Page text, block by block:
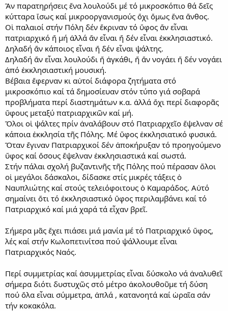
Ἂν παρατηρήσεις ἕνα λουλούδι μέ τό μικροσκόπιο θά δεῖς
κύτταρα ἴσως καί μικροοργανισμούς ὄχι ὅμως ἕνα ἄνθος.
Οἱ παλαιοί στήν Πόλη δέν ἔκριναν τό ὕφος ἄν εἶναι
πατριαρχικό ἤ μή ἀλλά ἄν εἶναι ἤ δέν εἶναι ἐκκλησιαστικό.
Δηλαδή ἄν κάποιος εἶναι ἤ δέν εἶναι ψάλτης.
Δηλαδή ἄν εἶναι λουλούδι ἤ ἀγκάθι, ἤ ἄν νογάει ἤ δέν νογάει
ἀπό ἐκκλησιαστική μουσική.
Βέβαια ἔφερναν κι αὐτοί διάφορα ζητήματα στό
μικροσκόπιο καί τά δημοσίευαν στόν τύπο γιά σοβαρά
προβλήματα περί διαστημάτων κ.α. ἀλλά ὄχι περί διαφορᾶς
ὕφους μεταξύ πατριαρχικῶν καί μή.
Ὅλοι οἱ ψάλτες πρίν ἀναλάβουν στό Πατριαρχεῖο ἔψελναν σέ
κάποια ἐκκλησία τῆς Πόλης. Μέ ὕφος ἐκκλησιατικό φυσικά.
Ὅταν ἔγιναν Πατριαρχικοί δέν ἀποκήρυξαν τό προηγούμενο
ὕφος καί ὄσους ἔψελναν ἐκκλησιαστικά καί σωστά.
Στήν πάλαι σχολή βυζαντινῆς τῆς Πόλης πού πέρασαν ὅλοι
οἱ μεγάλοι δάσκαλοι, δίδασκε στίς μικρές τάξεις ὁ
Ναυπλιώτης καί στούς τελειόφοιτους ὁ Καμαράδος. Αὐτό
σημαίνει ὅτι τό ἐκκλησιαστικό ὕφος περιλαμβάνει καί τό
Πατριαρχικό καί μιά χαρά τά εἶχαν βρεῖ.
Σήμερα μᾶς ἔχει πιάσει μιά μανία μέ τό Πατριαρχικό ὕφος,
λές καί στήν Κωλοπετινίτσα πού ψάλλουμε εἶναι
Πατριαρχικός Ναός.
Περί συμμετρίας καί ἀσυμμετρίας εἶναι δύσκολο νά ἀναλυθεῖ
σήμερα διότι δυστυχῶς στό μέτρο ἀκολουθοῦμε τή δύση
πού ὅλα εἶναι σύμμετρα, ἀπλά , κατανοητά καί ὡραῖα σάν
τήν κοκακόλα.